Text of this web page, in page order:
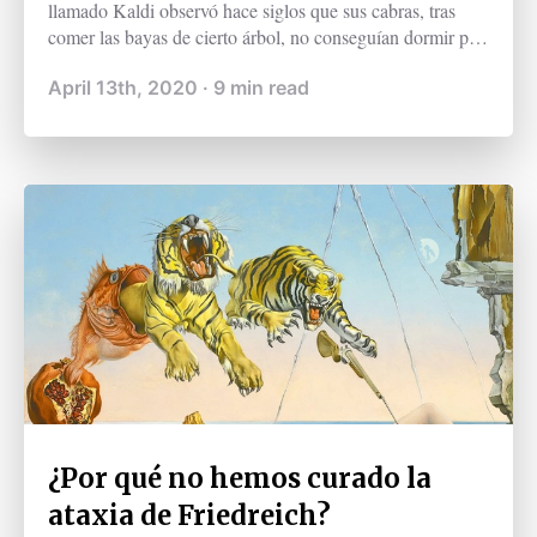
llamado Kaldi observó hace siglos que sus cabras, tras
comer las bayas de cierto árbol, no conseguían dormir por
monasterio local, éste último pudo constatar de primera
sabiduría popular, uno de los primeros contactos del
April 13th, 2020 · 9 min read
¿Por qué no hemos curado la
ataxia de Friedreich?